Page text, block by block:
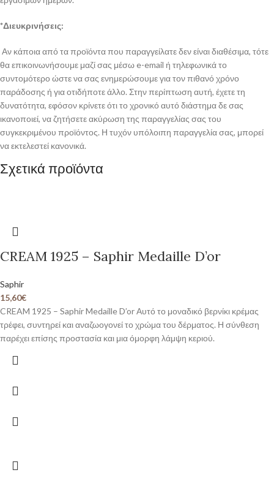
*Διευκρινήσεις:
Αν κάποια από τα προϊόντα που παραγγείλατε δεν είναι διαθέσιμα, τότε
θα επικοινωνήσουμε μαζί σας μέσω e-email ή τηλεφωνικά το
συντομότερο ώστε να σας ενημερώσουμε για τον πιθανό χρόνο
παράδοσης ή για οτιδήποτε άλλο. Στην περίπτωση αυτή, έχετε τη
δυνατότητα, εφόσον κρίνετε ότι το χρονικό αυτό διάστημα δε σας
ικανοποιεί, να ζητήσετε ακύρωση της παραγγελίας σας του
συγκεκριμένου προϊόντος. Η τυχόν υπόλοιπη παραγγελία σας, μπορεί
να εκτελεστεί κανονικά.
Σχετικά προϊόντα
CREAM 1925 – Saphir Medaille D’or
Saphir
15,60€
CREAM 1925 – Saphir Medaille D’or Αυτό το μοναδικό βερνίκι κρέμας
τρέφει, συντηρεί και αναζωογονεί το χρώμα του δέρματος. Η σύνθεση
παρέχει επίσης προστασία και μια όμορφη λάμψη κεριού.